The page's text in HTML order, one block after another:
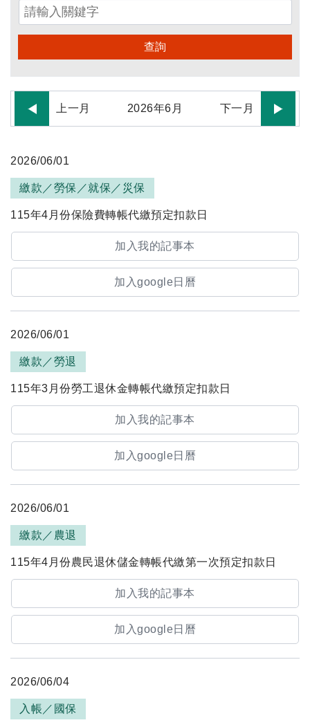
查詢
上一月 2026年6 月 下一月
2026/06/01
繳款／勞保／就保／災保
115年4月份保險費轉帳代繳預定扣款日
加入我的記事本
加入google日曆
2026/06/01
繳款／勞退
115年3月份勞工退休金轉帳代繳預定扣款日
加入我的記事本
加入google日曆
2026/06/01
繳款／農退
115年4月份農民退休儲金轉帳代繳第一次預定扣款日
加入我的記事本
加入google日曆
2026/06/04
入帳／國保